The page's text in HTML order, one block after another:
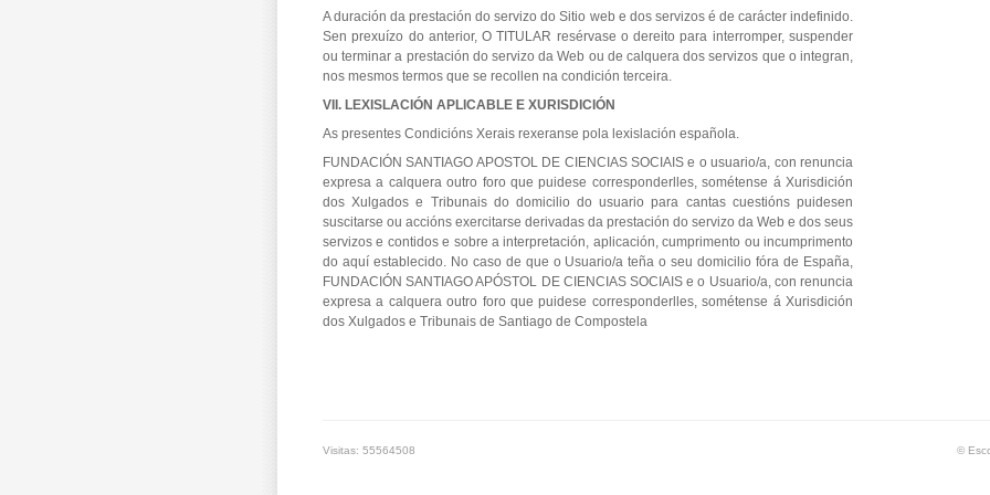
A duración da prestación do servizo do Sitio web e dos servizos é de carácter indefinido.
Sen prexuízo do anterior, O TITULAR resérvase o dereito para interromper, suspender
ou terminar a prestación do servizo da Web ou de calquera dos servizos que o integran,
nos mesmos termos que se recollen na condición terceira.
VII. LEXISLACIÓN APLICABLE E XURISDICIÓN
As presentes Condicións Xerais rexeranse pola lexislación española.
FUNDACIÓN SANTIAGO APOSTOL DE CIENCIAS SOCIAIS e o usuario/a, con renuncia
expresa a calquera outro foro que puidese corresponderlles, sométense á Xurisdición
dos Xulgados e Tribunais do domicilio do usuario para cantas cuestións puidesen
suscitarse ou accións exercitarse derivadas da prestación do servizo da Web e dos seus
servizos e contidos e sobre a interpretación, aplicación, cumprimento ou incumprimento
do aquí establecido. No caso de que o Usuario/a teña o seu domicilio fóra de España,
FUNDACIÓN SANTIAGO APÓSTOL DE CIENCIAS SOCIAIS e o Usuario/a, con renuncia
expresa a calquera outro foro que puidese corresponderlles, sométense á Xurisdición
dos Xulgados e Tribunais de Santiago de Compostela
©
Visitas: 55564508